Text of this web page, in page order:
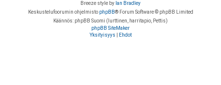
Breeze style by Ian Bradley
Keskustelufoorumin ohjelmisto phpBB® Forum Software © phpBB Limited
Käännös: phpBB Suomi (lurttinen, harritapio, Pettis)
phpBB SiteMaker
Yksityisyys
Ehdot